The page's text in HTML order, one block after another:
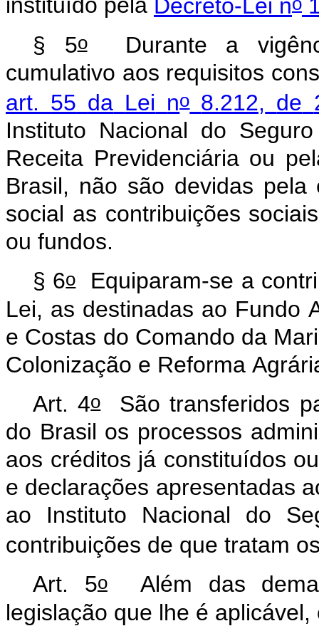
instituído pela Decreto-Lei n
§
5o Durante a
cumulativo aos requisitos
art. 55 da Lei no 8.212, de
Instituto Nacional do Seguro
Receita Previdenciária ou
Brasil, não são devidas pela
social as contribuições sociais
ou fundos.
§ 6o Equiparam-se a
Lei, as destinadas ao Fundo
e Costas do Comando da
Colonização e Reforma
Art. 4o São transferidos
do Brasil os processos
aos créditos já constituídos ou
e declarações apresentadas
ao
Instituto Nacional do
contribuições de que tratam
Art.
5o Além das
legislação que lhe é aplicável,